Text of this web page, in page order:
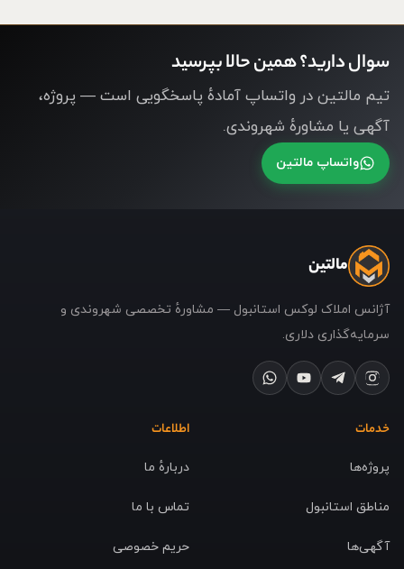
سوال دارید؟ همین حالا بپرسید
تیم مالتین در واتساپ آمادهٔ پاسخگویی است — پروژه،
آگهی یا مشاورهٔ شهروندی.
واتساپ مالتین
مالتین
آژانس املاک لوکس استانبول — مشاورهٔ تخصصی شهروندی و
سرمایه‌گذاری دلاری.
خدمات
پروژه‌ها
مناطق استانبول
آگهی‌ها
اطلاعات
دربارهٔ ما
تماس با ما
حریم خصوصی